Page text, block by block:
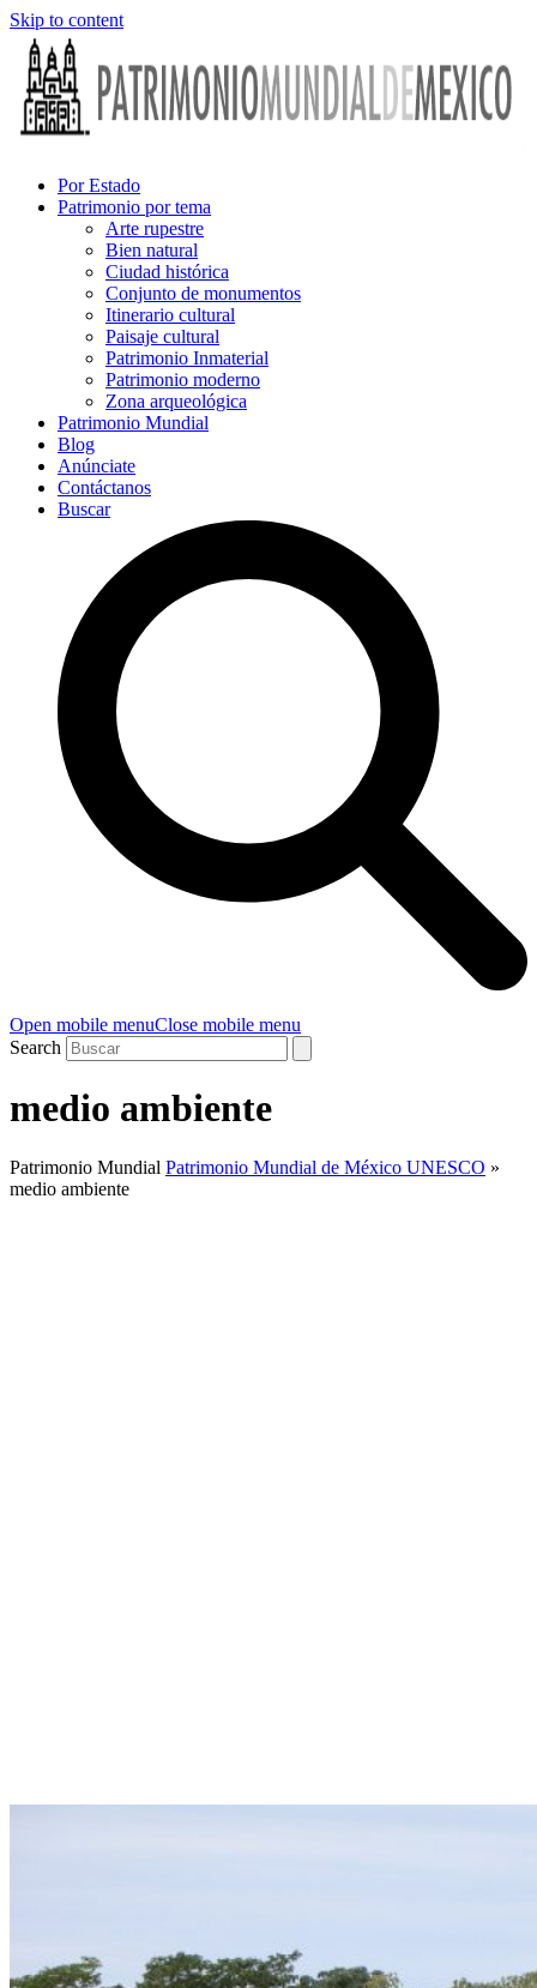
Skip to content
Por Estado
Patrimonio por tema
Arte rupestre
Bien natural
Ciudad histórica
Conjunto de monumentos
Itinerario cultural
Paisaje cultural
Patrimonio Inmaterial
Patrimonio moderno
Zona arqueológica
Patrimonio Mundial
Blog
Anúnciate
Contáctanos
Buscar
Open mobile menuClose mobile menu
Search
medio ambiente
Patrimonio Mundial Patrimonio Mundial de México UNESCO »
medio ambiente